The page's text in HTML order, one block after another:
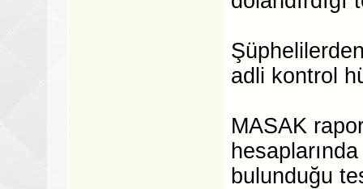
adli kontrol
MASAK
bulunduğu